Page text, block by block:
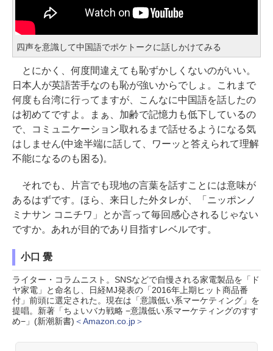
四声を意識して中国語でポケトークに話しかけてみる
とにかく、何度間違えても恥ずかしくないのがいい。
日本人が英語苦手なのも恥が強いからでしょ。これまで
何度も台湾に行ってますが、こんなに中国語を話したの
は初めてですよ。まぁ、加齢で記憶力も低下しているの
で、コミュニケーション取れるまで話せるようになる気
はしません(中途半端に話して、ワーッと答えられて理解
不能になるのも困る)。
それでも、片言でも現地の言葉を話すことには意味が
あるはずです。ほら、来日した外タレが、「ニッポンノ
ミナサン コニチワ」とか言って毎回感心されるじゃない
ですか。あれが目的であり目指すレベルです。
小口 覺
ライター・コラムニスト。SNSなどで自慢される家電製品を「ド
ヤ家電」と命名し、日経MJ発表の「2016年上期ヒット商品番
付」前頭に選定された。現在は「意識低い系マーケティング」を
提唱。新著「ちょいバカ戦略 −意識低い系マーケティングのすす
め−」(新潮新書) ＜Amazon.co.jp＞